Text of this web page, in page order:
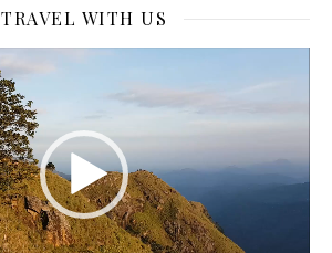
TRAVEL WITH US